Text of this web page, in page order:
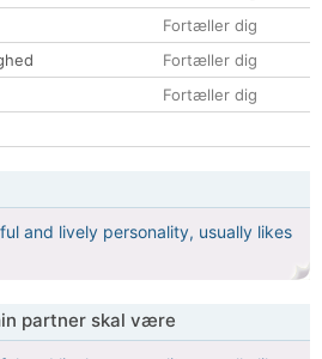
Fortæller dig
Fortæller dig
Fortæller dig
and lively personality, usually likes
partner skal være